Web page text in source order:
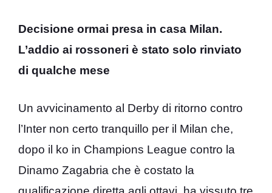
Decisione ormai presa in casa Milan.
L’addio ai rossoneri è stato solo rinviato
di qualche mese
Un avvicinamento al Derby di ritorno contro
l’Inter non certo tranquillo per il Milan che,
dopo il ko in Champions League contro la
Dinamo Zagabria che è costato la